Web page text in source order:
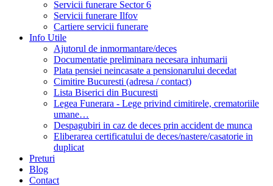
Servicii funerare Sector 6
Servicii funerare Ilfov
Cartiere servicii funerare
Info Utile
Ajutorul de inmormantare/deces
Documentatie preliminara necesara inhumarii
Plata pensiei neincasate a pensionarului decedat
Cimitire Bucuresti (adresa / contact)
Lista Biserici din Bucuresti
Legea Funerara - Lege privind cimitirele, crematoriile
umane…
Despagubiri in caz de deces prin accident de munca
Eliberarea certificatului de deces/nastere/casatorie in
duplicat
Preturi
Blog
Contact